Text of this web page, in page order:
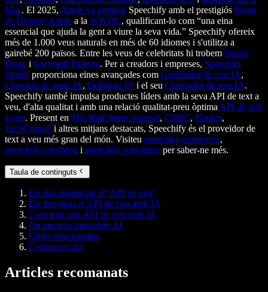
Mac. El 2025, Apple va premiarSpeechify amb el prestigiós Premi
de Disseny Apple a la WWDC, qualificant-lo com “una eina
essencial que ajuda la gent a viure la seva vida.” Speechify ofereix
més de 1.000 veus naturals en més de 60 idiomes i s'utilitza a
gairebé 200 països. Entre les veus de celebritats hi trobem Snoop
Dogg i Gwyneth Paltrow. Per a creadors i empreses, Speechify
Studio proporciona eines avançades com Generador de veu IA,
Clonació de veus IA, Doblatge IA i el seu Canviador de veu IA.
Speechify també impulsa productes líders amb la seva API de text a
veu, d'alta qualitat i amb una relació qualitat-preu òptima API de text
a veu. Present en The Wall Street Journal, CNBC, Forbes,
TechCrunch i altres mitjans destacats, Speechify és el proveïdor de
text a veu més gran del món. Visiteu speechify.com/news,
speechify.com/blog i speechify.com/press per saber-ne més.
Taula de continguts
Els dos significats d'“API de veu”
Els tres tipus d’API de veu amb IA
Com triar una API de veu amb IA
On encaixa SpeechifyAI
Guies relacionades
Comenceu ara
Articles recomanats